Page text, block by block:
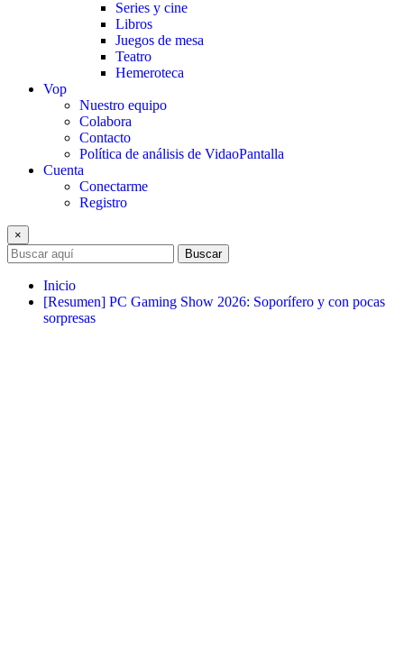
Series y cine
Libros
Juegos de mesa
Teatro
Hemeroteca
Vop
Nuestro equipo
Colabora
Contacto
Política de análisis de VidaoPantalla
Cuenta
Conectarme
Registro
×
Buscar
Inicio
[Resumen] PC Gaming Show 2026: Soporífero y con pocas
sorpresas